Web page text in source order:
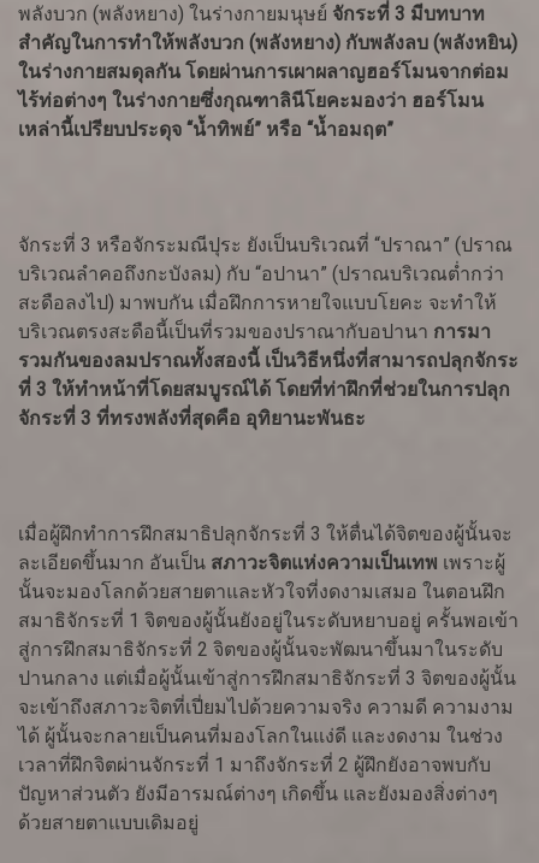
พลังบวก (พลังหยาง) ในร่างกายมนุษย์ จักระที่ 3 มีบทบาท
สำคัญในการทำให้พลังบวก (พลังหยาง) กับพลังลบ (พลังหยิน)
ในร่างกายสมดุลกัน โดยผ่านการเผาผลาญฮอร์โมนจากต่อม
ไร้ท่อต่างๆ ในร่างกายซึ่งกุณฑาลินีโยคะมองว่า ฮอร์โมน
เหล่านี้เปรียบประดุจ “น้ำทิพย์” หรือ “น้ำอมฤต”
จักระที่ 3 หรือจักระมณีปุระ ยังเป็นบริเวณที่ “ปราณา” (ปราณ
บริเวณลำคอถึงกะบังลม) กับ “อปานา” (ปราณบริเวณต่ำกว่า
สะดือลงไป) มาพบกัน เมื่อฝึกการหายใจแบบโยคะ จะทำให้
บริเวณตรงสะดือนี้เป็นที่รวมของปราณากับอปานา การมา
รวมกันของลมปราณทั้งสองนี้ เป็นวิธีหนึ่งที่สามารถปลุกจักระ
ที่ 3 ให้ทำหน้าที่โดยสมบูรณ์ได้ โดยที่ท่าฝึกที่ช่วยในการปลุก
จักระที่ 3 ที่ทรงพลังที่สุดคือ อุทิยานะพันธะ
เมื่อผู้ฝึกทำการฝึกสมาธิปลุกจักระที่ 3 ให้ตื่นได้จิตของผู้นั้นจะ
ละเอียดขึ้นมาก อันเป็น สภาวะจิตแห่งความเป็นเทพ เพราะผู้
นั้นจะมองโลกด้วยสายตาและหัวใจที่งดงามเสมอ ในตอนฝึก
สมาธิจักระที่ 1 จิตของผู้นั้นยังอยู่ในระดับหยาบอยู่ ครั้นพอเข้า
สู่การฝึกสมาธิจักระที่ 2 จิตของผู้นั้นจะพัฒนาขึ้นมาในระดับ
ปานกลาง แต่เมื่อผู้นั้นเข้าสู่การฝึกสมาธิจักระที่ 3 จิตของผู้นั้น
จะเข้าถึงสภาวะจิตที่เปี่ยมไปด้วยความจริง ความดี ความงาม
ได้ ผู้นั้นจะกลายเป็นคนที่มองโลกในแง่ดี และงดงาม ในช่วง
เวลาที่ฝึกจิตผ่านจักระที่ 1 มาถึงจักระที่ 2 ผู้ฝึกยังอาจพบกับ
ปัญหาส่วนตัว ยังมีอารมณ์ต่างๆ เกิดขึ้น และยังมองสิ่งต่างๆ
ด้วยสายตาแบบเดิมอยู่